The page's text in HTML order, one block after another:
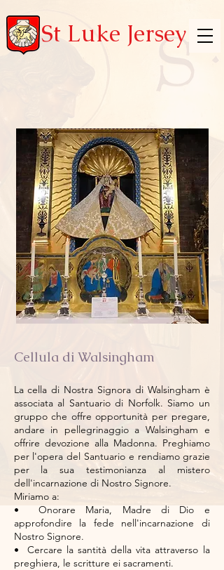
St Luke Jersey
Cellula di Walsingham
La cella di Nostra Signora di Walsingham è
associata al Santuario di Norfolk. Siamo un
gruppo che offre opportunità per pregare,
andare in pellegrinaggio a Walsingham e
offrire devozione alla Madonna. Preghiamo
per l'opera del Santuario e rendiamo grazie
per la sua testimonianza al mistero
dell'incarnazione di Nostro Signore.
Miriamo a:
•
Onorare Maria, Madre di Dio e
approfondire la fede nell'incarnazione di
Nostro Signore.
•
Cercare la santità della vita attraverso la
preghiera, le scritture ei sacramenti.